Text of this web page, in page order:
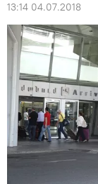
13:14 04.07.2018